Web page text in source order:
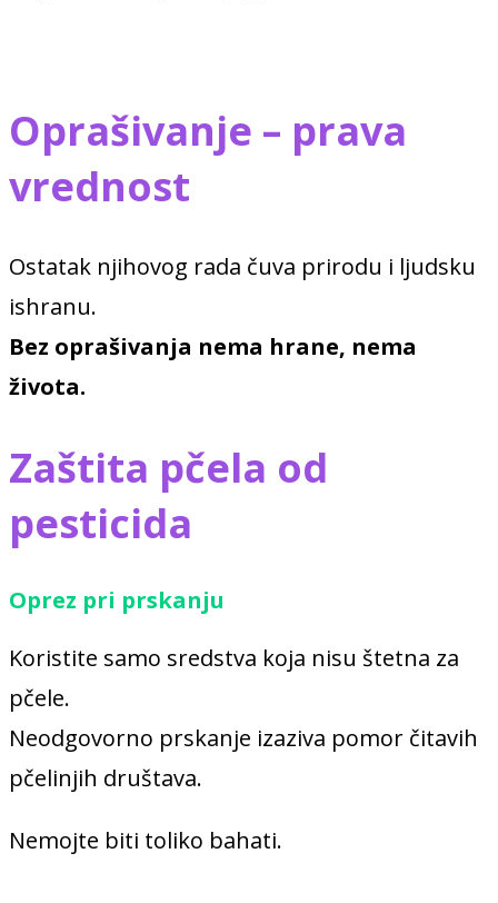
Oprašivanje – prava
vrednost
Ostatak njihovog rada čuva prirodu i ljudsku
ishranu.
Bez oprašivanja nema hrane, nema
života.
Zaštita pčela od
pesticida
Oprez pri prskanju
Koristite samo sredstva koja nisu štetna za
pčele.
Neodgovorno prskanje izaziva pomor čitavih
pčelinjih društava.
Nemojte biti toliko bahati.